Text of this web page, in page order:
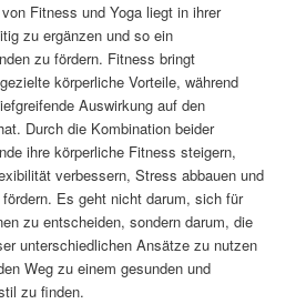
Fitness und Yoga liegt in ihrer
zu ergänzen und so ein
zu fördern. Fitness bringt
körperliche Vorteile, während
Auswirkung auf den
Durch die Kombination beider
ihre körperliche Fitness steigern,
verbessern, Stress abbauen und
Es geht nicht darum, sich für
zu entscheiden, sondern darum, die
unterschiedlichen Ansätze zu nutzen
Weg zu einem gesunden und
zu finden.